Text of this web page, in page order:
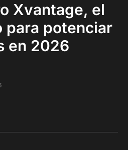
Xvantage, el
para potenciar
en 2026